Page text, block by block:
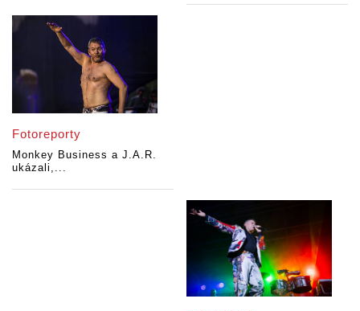
Fotoreporty
Monkey Business a J.A.R.
ukázali,...